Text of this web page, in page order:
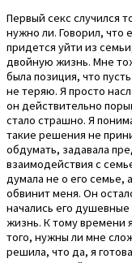
Первый секс случился
нужно ли. Говорил, что
придется уйти из
двойную жизнь. Мне
была позиция, что
не теряю. Я просто
он действительно
стало страшно. Я
такие решения не
обдумать, задавала
взаимодействия с
думала не о его семье,
обвинит меня. Он
начались его
жизнь. К тому времени
того, нужны ли мне
решила, что да, я